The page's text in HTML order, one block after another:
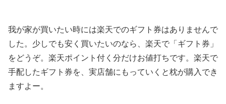
我が家が買いたい時には楽天でのギフト券はありませんで
した。少しでも安く買いたいのなら、楽天で「ギフト券」
をどうぞ。楽天ポイント付く分だけお値打ちです。楽天で
手配したギフト券を、実店舗にもっていくと枕が購入でき
ますよー。